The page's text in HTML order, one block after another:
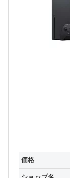
価格